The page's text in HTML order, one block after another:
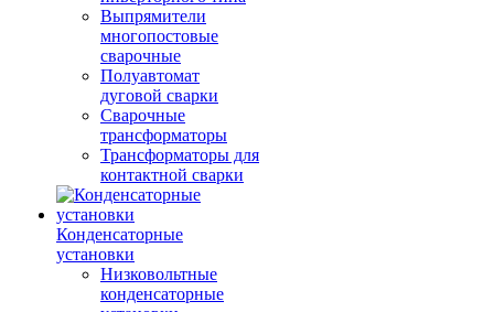
Выпрямители
многопостовые
сварочные
Полуавтомат
дуговой сварки
Сварочные
трансформаторы
Трансформаторы для
контактной сварки
Конденсаторные
установки
Низковольтные
конденсаторные